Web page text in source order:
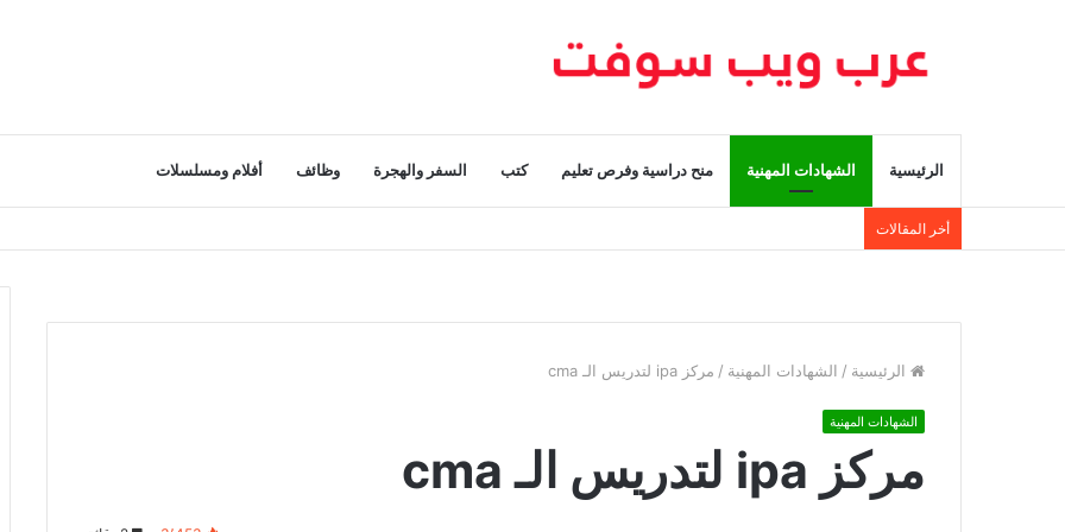
الرئيسية الشهادات المهنية منح دراسية وفرص تعليم كتب السفر والهجرة وظائف أفلام ومسلسلات
أخر المقالات
الرئيسية / الشهادات المهنية / مركز ipa لتدريس الـ cma
الشهادات المهنية
مركز ipa لتدريس الـ cma